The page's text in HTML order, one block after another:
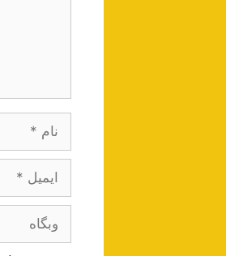
ایمیل
وبگاه